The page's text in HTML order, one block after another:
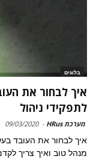
בלוגים
איך לבחור את
לתפקידי ניהול
מערכת HRus -
09/03/2020
איך לבחור את העובד
מנהל טוב ואיך צריך